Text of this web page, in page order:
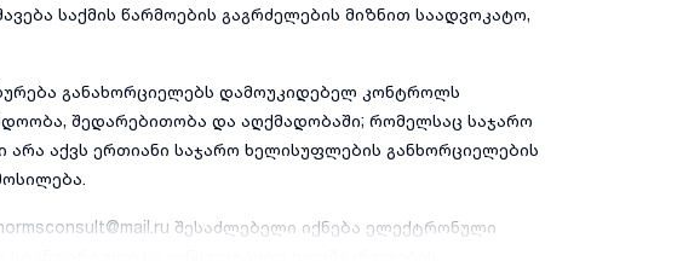
საქმის წარმოების გაგრძელების მიზნით საადვოკატო,
განახორციელებს დამოუკიდებელ კონტროლს
შედარებითობა და აღქმადობაში; რომელსაც საჯარო
აქვს ერთიანი საჯარო ხელისუფლების განხორციელების
შესაძლებელი იქნება ელექტრონული
სტანდარტული საკონსულტაციო ხელშეკრულების